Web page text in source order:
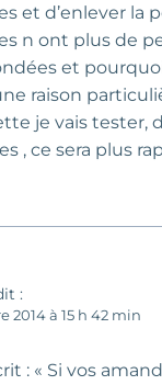
et d’enlever la
n ont plus de
et
raison
je vais tester,
, ce sera plus
:
2014 à 15 h 42 min
: « Si vos